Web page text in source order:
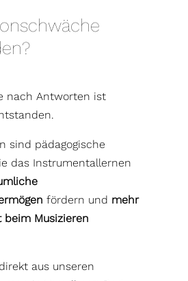
nach Antworten ist
sind pädagogische
das Instrumentallernen
fördern und mehr
beim Musizieren
aus unseren